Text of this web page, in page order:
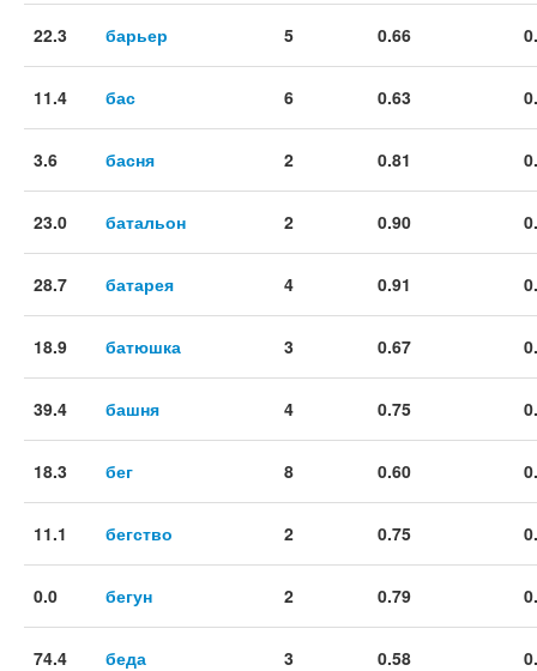
22.3 барьер 5 0.66
11.4 бас 6 0.63
3.6 басня 2 0.81
23.0 батальон 2 0.90
28.7 батарея 4 0.91
18.9 батюшка 3 0.67
39.4 башня 4 0.75
18.3 бег 8 0.60
11.1 бегство 2 0.75
0.0 бегун 2 0.79
74.4 беда 3 0.58